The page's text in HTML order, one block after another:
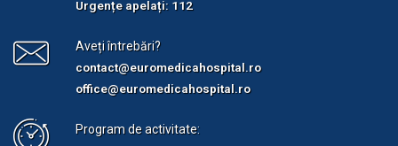
Urgențe apelați: 112
Aveți întrebări?
contact@euromedicahospital.ro
office@euromedicahospital.ro
Program de activitate: